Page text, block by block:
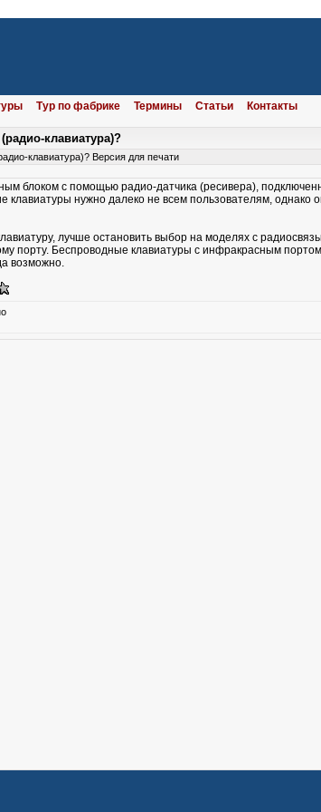
Тур по фабрике Термины Статьи Контакты
клавиатура)?
клавиатура)? Версия для печати
блоком с помощью радио-датчика (ресивера),
нужно далеко не всем пользователям, однако
лучше остановить выбор на моделях с
порту. Беспроводные клавиатуры с инфракрасным
возможно.